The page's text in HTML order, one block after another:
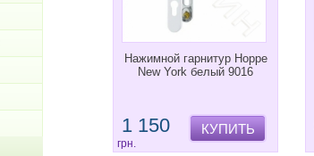
Нажимной гарнитур Hoppe
New York белый 9016
1 150
грн.
КУПИТЬ